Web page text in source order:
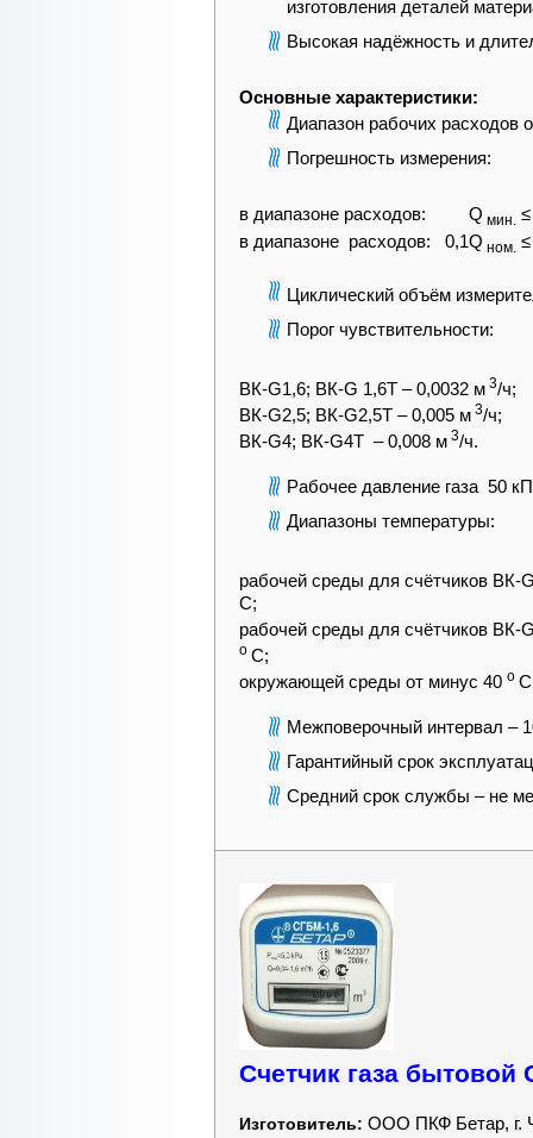
изготовления деталей
Высокая надёжность и
Основные характеристики:
Диапазон рабочих расходов
Погрешность измерения:
в диапазоне расходов: Q мин.
в диапазоне расходов: 0,1Q ном.
Циклический объём
Порог чувствительности:
ВК-G1,6; ВК-G 1,6Т – 0,0032 м 3/ч;
ВК-G2,5; ВК-G2,5Т – 0,005 м 3/ч;
ВК-G4; ВК-G4Т – 0,008 м 3/ч.
Рабочее давление газа 50
Диапазоны температуры:
рабочей среды для счётчиков ВК-
С;
рабочей среды для счётчиков ВК-
о С;
окружающей среды от минус 40 о С
Межповерочный интервал –
Гарантийный срок
Средний срок службы – не
Счетчик газа бытовой
Изготовитель: ООО ПКФ Бетар, г.